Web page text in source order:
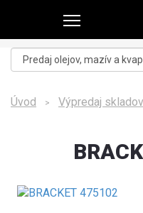
Úvod > Výpredaj